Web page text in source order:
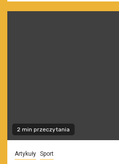
2 min przeczytania
Artykuły Sport